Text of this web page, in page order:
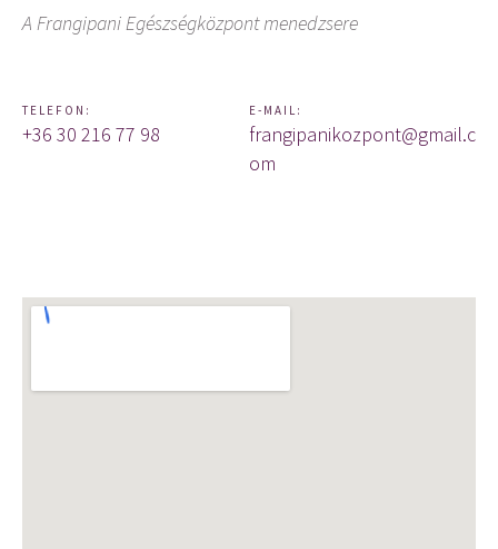
A Frangipani Egészségközpont menedzsere
TELEFON:
+36 30 216 77 98
E-MAIL:
frangipanikozpont@gmail.c
om